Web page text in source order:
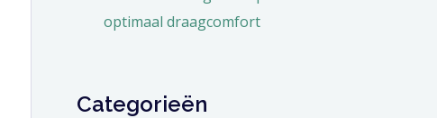
optimaal draagcomfort
Categorieën